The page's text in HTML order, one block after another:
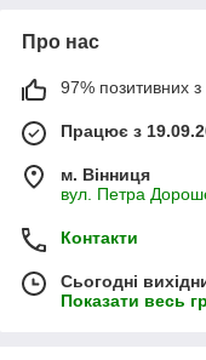
Про нас
97% позитивних з
Працює з
м. Вінниця
вул. Петра
Контакти
Сьогодні
Показати весь